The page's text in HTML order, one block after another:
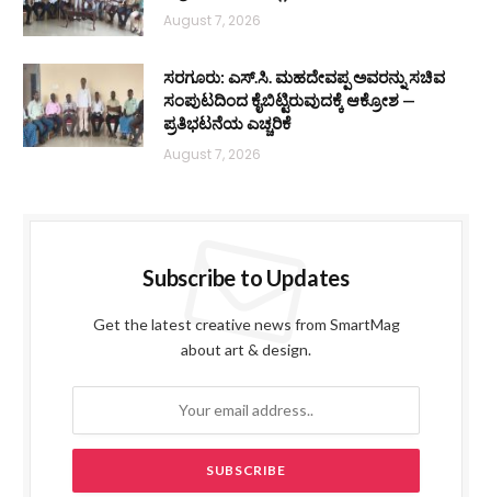
August 7, 2026
ಸರಗೂರು: ಎಸ್.ಸಿ. ಮಹದೇವಪ್ಪ ಅವರನ್ನು ಸಚಿವ
ಸಂಪುಟದಿಂದ ಕೈಬಿಟ್ಟಿರುವುದಕ್ಕೆ ಆಕ್ರೋಶ —
ಪ್ರತಿಭಟನೆಯ ಎಚ್ಚರಿಕೆ
August 7, 2026
Subscribe to Updates
Get the latest creative news from SmartMag
about art & design.